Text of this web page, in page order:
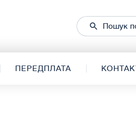
Пошук
ПЕРЕДПЛАТА